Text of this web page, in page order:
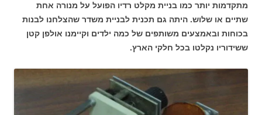
מתקדמות יותר כמו בניית מקלט רדיו הפועל על מנורה אחת
שתיים או שלוש. היתה גם תכנית לבניית משדר שהצלחנו לבנות
בכוחות ובאמצעים משותפים של כמה ילדים וקיימנו אולפן קטן
ששידוריו נקלטו בכל חלקי הארץ.